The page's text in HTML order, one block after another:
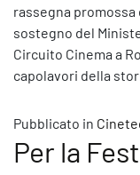
rassegna promossa
sostegno del
Circuito Cinema a
capolavori della
Pubblicato in
Per la